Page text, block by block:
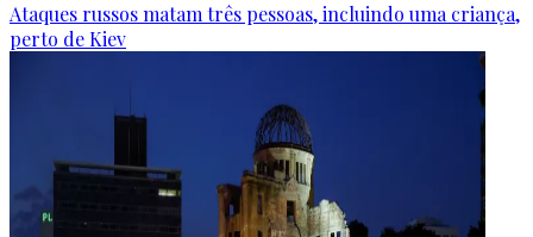
Ataques russos matam três pessoas, incluindo uma criança,
perto de Kiev